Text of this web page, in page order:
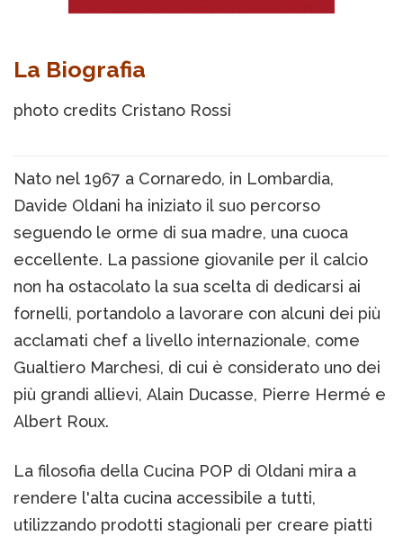
La Biografia
photo credits Cristano Rossi
Nato nel 1967 a Cornaredo, in Lombardia,
Davide Oldani ha iniziato il suo percorso
seguendo le orme di sua madre, una cuoca
eccellente. La passione giovanile per il calcio
non ha ostacolato la sua scelta di dedicarsi ai
fornelli, portandolo a lavorare con alcuni dei più
acclamati chef a livello internazionale, come
Gualtiero Marchesi, di cui è considerato uno dei
più grandi allievi, Alain Ducasse, Pierre Hermé e
Albert Roux.
La filosofia della Cucina POP di Oldani mira a
rendere l'alta cucina accessibile a tutti,
utilizzando prodotti stagionali per creare piatti